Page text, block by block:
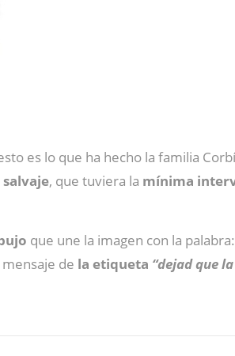
es lo que ha hecho la familia
, que tuviera la mínima
que une la imagen con la palabra:
de la etiqueta “dejad que